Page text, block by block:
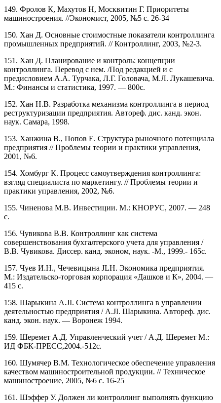
149. Фролов К, Махутов Н, Москвитин Г. Приоритеты
машиностроения. //Экономист, 2005, №5 с. 26-34
150. Хан Д. Основные стоимостные показатели контроллинга
промышленных предприятий. // Контроллинг, 2003, №2-3.
151. Хан Д. Планирование и контроль: концепции
контроллинга. Перевод с нем. /Под редакцией и с
предисловием А.А. Турчака, Л.Г. Головача, М.Л. Лукашевича.
М.: Финансы и статистика, 1997. — 800с.
152. Хан Н.В. Разработка механизма контроллинга в период
реструктуризации предприятия. Автореф. дис. канд. экон.
наук. Самара, 1998.
153. Ханжина В., Попов Е. Структура рыночного потенциала
предприятия // Проблемы теории и практики управления,
2001, №6.
154. Хомбург К. Процесс самоутверждения контроллинга:
взгляд специалиста по маркетингу. // Проблемы теории и
практики управления, 2002, №6.
155. Чиненова М.В. Инвестиции. М.: КНОРУС, 2007. — 248
с.
156. Чувикова В.В. Контроллинг как система
совершенствования бухгалтерского учета для управления /
В.В. Чувикова. Диссер. канд. эконом, наук. -М., 1999.- 165с.
157. Чуев И.Н., Чечевицына JLH. Экономика предприятия.
М.: Издательско-торговая корпорация «Дашков и К», 2004. —
415 с.
158. Шарыкина A.JI. Система контроллинга в управлении
деятельностью предприятия / A.JI. Шарыкина. Автореф. дис.
канд. экон. наук. — Воронеж 1994.
159. Шеремет А.Д. Управленческий учет / А.Д. Шеремет М.:
ИД ФБК-ПРЕСС,2004.-512с.
160. Шумячер В.М. Технологическое обеспечение управления
качеством машиностроительной продукции. // Техническое
машиностроение, 2005, №6 с. 16-25
161. Шэффер У. Должен ли контроллинг выполнять функцию